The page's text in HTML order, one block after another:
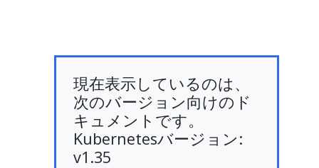
現在表示しているのは、
次のバージョン向けのド
キュメントです。
Kubernetesバージョン:
v1.35